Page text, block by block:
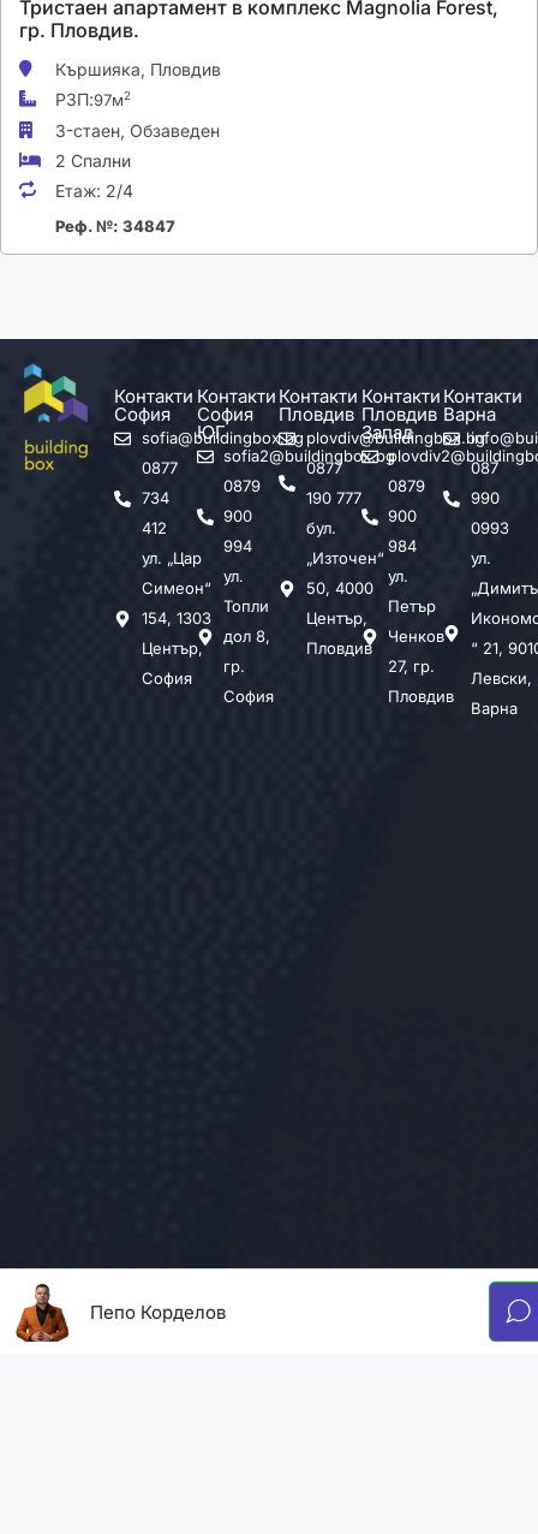
Тристаен апартамент в комплекс Magnolia Forest,
гр. Пловдив.
Кършияка, Пловдив
РЗП:97м2
3-стаен, Обзаведен
2 Спални
Етаж: 2/4
Реф. №: 34847
Контакти
София
sofia@buildingbox.bg
0877
734
412
ул. „Цар
Симеон“
154, 1303
Център,
София
Контакти
София
ЮГ
sofia2@buildingbox.bg
0879
900
994
ул.
Топли
дол 8,
гр.
София
Контакти
Пловдив
plovdiv@buildingbox.bg
0877
190 777
бул.
„Източен“
50, 4000
Център,
Пловдив
Контакти
Пловдив
Запад
0879
900
984
ул.
Петър
Ченков
27, гр.
Пловдив
Контакти
Варна
087
990
0993
ул.
“ 21,
Левски,
Варна
Пепо Корделов